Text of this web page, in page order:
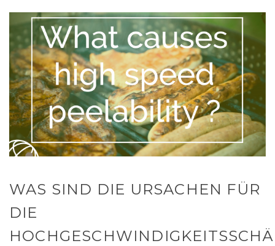
WAS SIND DIE URSACHEN FÜR
DIE